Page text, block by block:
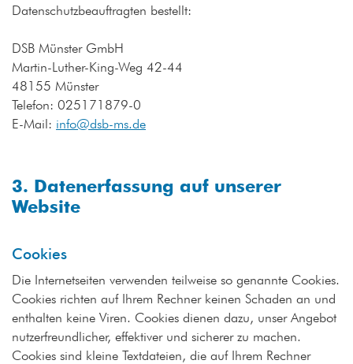
Datenschutzbeauftragten bestellt:
DSB Münster GmbH
Martin-Luther-King-Weg 42-44
48155 Münster
Telefon: 025171879-0
E-Mail: info@dsb-ms.de
3. Datenerfassung auf unserer
Website
Cookies
Die Internetseiten verwenden teilweise so genannte Cookies.
Cookies richten auf Ihrem Rechner keinen Schaden an und
enthalten keine Viren. Cookies dienen dazu, unser Angebot
nutzerfreundlicher, effektiver und sicherer zu machen.
Cookies sind kleine Textdateien, die auf Ihrem Rechner